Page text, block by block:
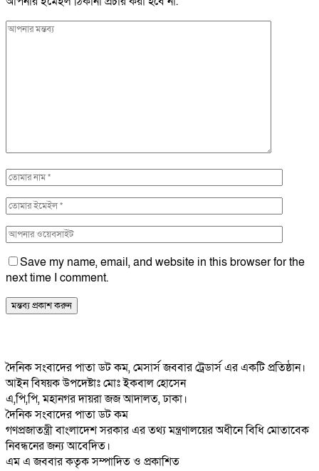
Save my name, email, and website in this browser for the
next time I comment.
দৈনিক সংবাদের পাতা ডট কম, মেসার্স জববার ট্রেডার্স এর একটি প্রতিষ্ঠান।
আইন বিষয়ক উপদেষ্টাঃ মোঃ ইকবাল হোসেন
এ,পি,পি, মহানগর দায়রা জজ আদালত, ঢাকা।
দৈনিক সংবাদের পাতা ডট কম
গণপ্রজাতন্ত্রী বাংলাদেশ সরকার এর তথ্য মন্ত্রণালয়ের অধীনে বিধি মোতাবেক
নিবন্ধনের জন্য আবেদিত।
এম এ জববার কতৃক সম্পাদিত ও প্রকাশিত